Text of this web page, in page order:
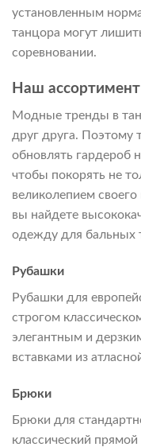
установленным
танцора могут
соревновании.
Наш ассортимент
Модные тренды в
друг друга. Поэтому
обновлять гардероб
чтобы покорять не
великолепием
вы найдете
одежду для бальных
Рубашки
Рубашки для
строгом
элегантным и
вставками из
Брюки
Брюки для
классический